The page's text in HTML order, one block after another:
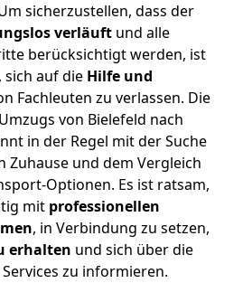
sicherzustellen, dass der
verläuftund alle
berücksichtigt werden, ist
sich auf die Hilfe und
Fachleuten zu verlassen. Die
von Bielefeld nach
in der Regel mit der Suche
Zuhause und dem Vergleich
Optionen. Es ist ratsam,
mit professionellen
, in Verbindung zu setzen,
erhalten und sich über die
zu informieren.